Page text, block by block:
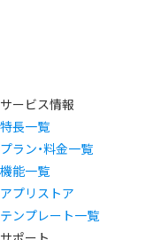
サービス情報
特長一覧
プラン・料金一覧
機能一覧
アプリストア
テンプレート一覧